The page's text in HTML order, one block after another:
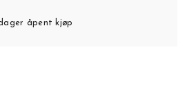
åpent kjøp